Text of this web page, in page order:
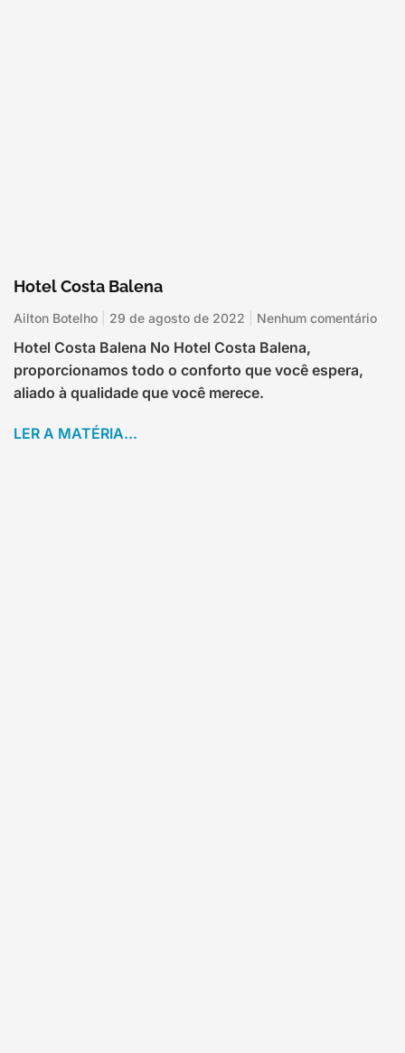
Hotel Costa Balena
Ailton Botelho 29 de agosto de 2022 Nenhum comentário
Hotel Costa Balena No Hotel Costa Balena,
proporcionamos todo o conforto que você espera,
aliado à qualidade que você merece.
LER A MATÉRIA...